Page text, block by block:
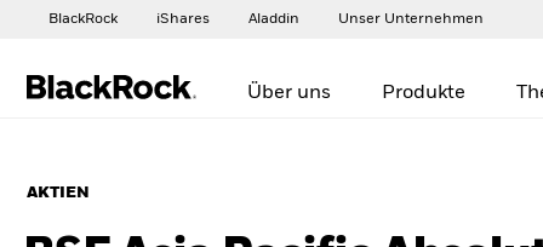
BlackRock iShares Aladdin Unser Unternehmen
Über uns Produkte
AKTIEN